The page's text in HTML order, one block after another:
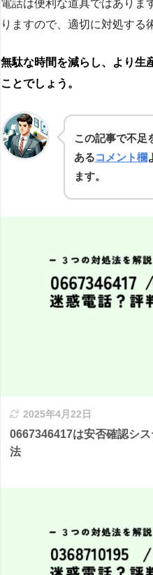
電話は便利な道具ではありま
りますので、適切に対処する
無駄な時間を減らし、より生
ことでしょう。
この記事で不足
あるコメント欄
ます。
2025年4月22日
0667346417は安否確認シ
法